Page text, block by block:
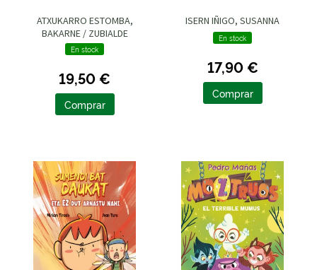
ATXUKARRO ESTOMBA,
BAKARNE / ZUBIALDE
GRAJIRENA, IZASKUN
En stock
19,50 €
Comprar
ISERN IÑIGO, SUSANNA
En stock
17,90 €
Comprar